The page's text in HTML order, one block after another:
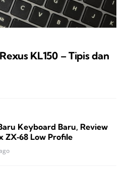
KL150 – Tipis dan
Keyboard Baru, Review
ZX‑68 Low Profile